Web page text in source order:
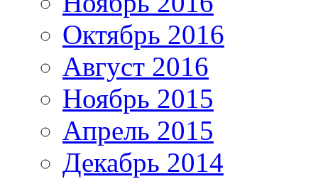
Октябрь 2016
Август 2016
Ноябрь 2015
Апрель 2015
Декабрь 2014